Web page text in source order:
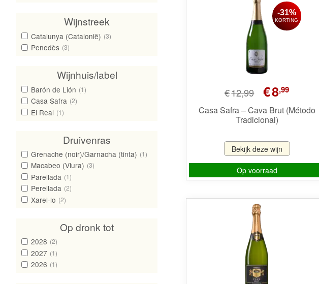
€12,99
Oorspronkelijke
prijs
was:
€12,99.
€8,99Huidige
is:
Casa Safra – Cava Brut (Método
Tradicional)
-31%
KORTING
Bekijk deze wijn
Op voorraad
Wijnstreek
Catalunya (Catalonië) (3)
Penedès (3)
Wijnhuis/label
Barón de Lión (1)
Casa Safra (2)
El Real (1)
Druivenras
Grenache (noir)/Garnacha (tinta) (1)
Macabeo (Viura) (3)
Parellada (1)
Perellada (2)
Xarel-lo (2)
Op dronk tot
2028 (2)
2027 (1)
2026 (1)